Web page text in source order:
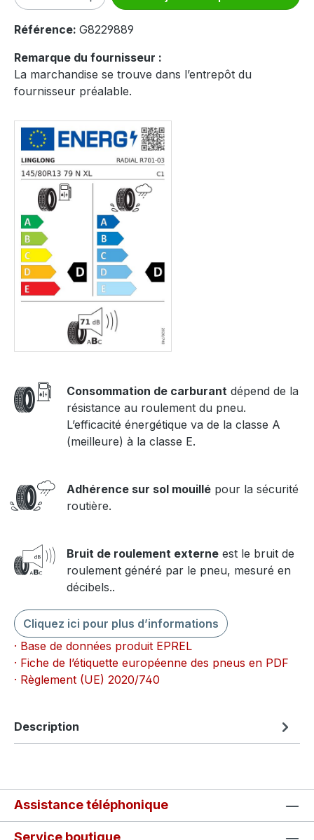
Référence: G8229889
Remarque du fournisseur :
La marchandise se trouve dans l’entrepôt du
fournisseur préalable.
Consommation de carburant dépend de la
résistance au roulement du pneu.
L’efficacité énergétique va de la classe A
(meilleure) à la classe E.
Adhérence sur sol mouillé pour la sécurité
routière.
Bruit de roulement externe est le bruit de
roulement généré par le pneu, mesuré en
décibels..
Cliquez ici pour plus d’informations
· Base de données produit EPREL
· Fiche de l’étiquette européenne des pneus en PDF
· Règlement (UE) 2020/740
Description
Assistance téléphonique
Service boutique